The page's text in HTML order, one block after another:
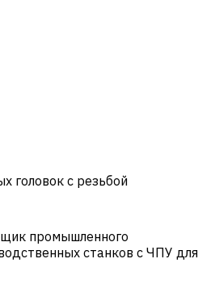
головок с резьбой
промышленного
станков с ЧПУ для